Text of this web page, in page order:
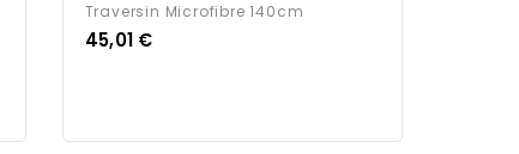
Traversin Microfibre 140cm
Prix
45,01 €